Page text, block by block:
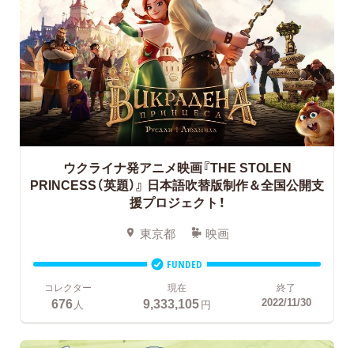
ウクライナ発アニメ映画『THE STOLEN
PRINCESS（英題）』 日本語吹替版制作＆全国公開支
援プロジェクト！
東京都 映画
FUNDED
コレクター
676人
現在
9,333,105円
終了
2022/11/30